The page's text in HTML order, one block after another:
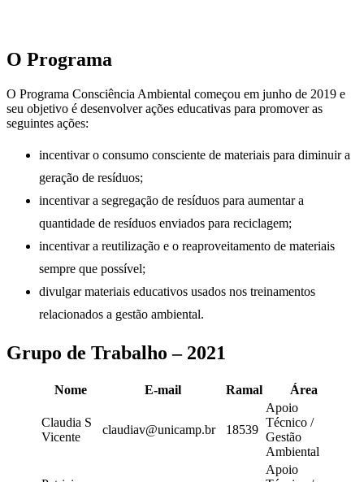
O Programa
O Programa Consciência Ambiental começou em junho de 2019 e
seu objetivo é desenvolver ações educativas para promover as
seguintes ações:
incentivar o consumo consciente de materiais para diminuir a
geração de resíduos;
incentivar a segregação de resíduos para aumentar a
quantidade de resíduos enviados para reciclagem;
incentivar a reutilização e o reaproveitamento de materiais
sempre que possível;
divulgar materiais educativos usados nos treinamentos
relacionados a gestão ambiental.
Grupo de Trabalho – 2021
Nome E-mail Ramal Área
Claudia S
Vicente
claudiav@unicamp.br 18539
Apoio
Técnico /
Gestão
Ambiental
Apoio